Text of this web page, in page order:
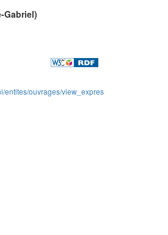
Gabriel)
entites/ouvrages/view_expres